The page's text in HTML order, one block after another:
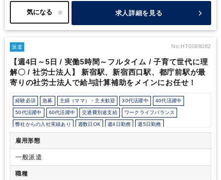
て時短可能です。※実働1日6時間～8時間の中で選択できま
す！■残業はなく、出社前提となります。■お時給はスキル等に応
求人詳細を見る
派遣 No.HT0088082
【週4日～5日 / 実働5時間～フルタイム / 子育て世代に理
解〇 / 社労士法人】 新宿駅、新宿西口駅、都庁前駅が最
寄りの社労士法人で給与計算補助をメインにお任せ！
経験必須 急募 主婦（ママ）・主夫歓迎 30代活躍中 40代活躍中
50代活躍中 60代活躍中 交通費別途支給 ワークライフバランス
弊社からの入社実績あり 週数日OK 週4日勤務 週5日勤務
10時以降出社OK 定時早め フルタイム 時短OK 1日7時間未満勤務OK
残業なし
オフィスが禁煙
雇用形態
一般派遣
職種